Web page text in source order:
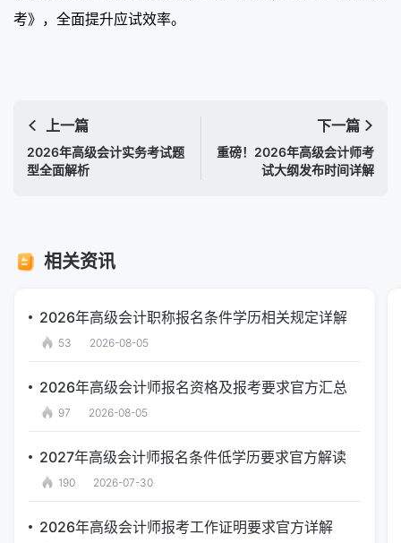
考》，全面提升应试效率。
上一篇
2026年高级会计实务考试题
型全面解析
下一篇
重磅！2026年高级会计师考
试大纲发布时间详解
相关资讯
2026年高级会计职称报名条件学历相关规定详解
53 2026-08-05
2026年高级会计师报名资格及报考要求官方汇总
97 2026-08-05
2027年高级会计师报名条件低学历要求官方解读
190 2026-07-30
2026年高级会计师报考工作证明要求官方详解